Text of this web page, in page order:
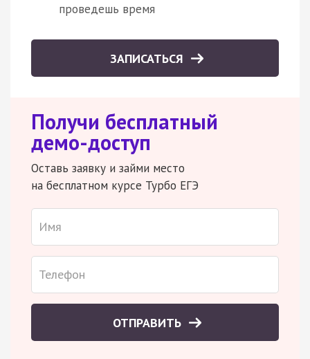
проведешь время
ЗАПИСАТЬСЯ
Получи бесплатный
демо-доступ
Оставь заявку и займи место
на бесплатном курсе Турбо ЕГЭ
ОТПРАВИТЬ